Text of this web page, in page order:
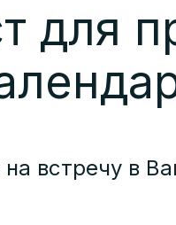
для
встречу в